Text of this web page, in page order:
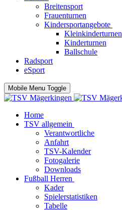
Breitensport
Frauenturnen
Kindersportangebote
Kleinkinderturnen
Kinderturnen
Ballschule
Radsport
eSport
Mobile Menu Toggle
Home
TSV allgemein
Verantwortliche
Anfahrt
TSV-Kalender
Fotogalerie
Downloads
Fußball Herren
Kader
Spielerstatistiken
Tabelle